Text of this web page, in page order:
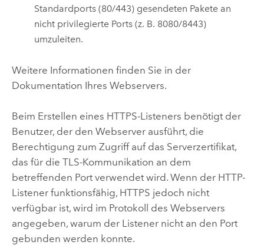
Standardports (80/443) gesendeten Pakete an
nicht privilegierte Ports (z‎. B. 8080/8443)
umzuleiten.
Weitere Informationen finden Sie in der
Dokumentation Ihres Webservers.
Beim Erstellen eines HTTPS-Listeners benötigt der
Benutzer, der den Webserver ausführt, die
Berechtigung zum Zugriff auf das Serverzertifikat,
das für die TLS-Kommunikation an dem
betreffenden Port verwendet wird. Wenn der HTTP-
Listener funktionsfähig, HTTPS jedoch nicht
verfügbar ist, wird im Protokoll des Webservers
angegeben, warum der Listener nicht an den Port
gebunden werden konnte.